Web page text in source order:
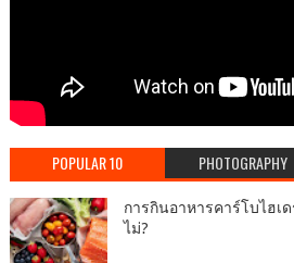
POPULAR 10 PHOTOGRAPHY
การกินอาหารคาร์โบไฮเ
ไม่?